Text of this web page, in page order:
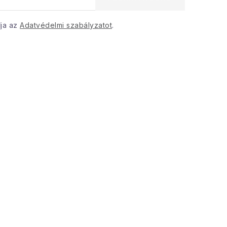
az Adatvédelmi szabályzatot.